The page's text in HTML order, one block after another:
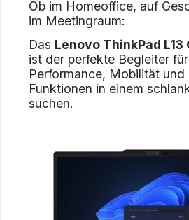
Ob im Homeoffice, auf
im Meetingraum:
Das Lenovo ThinkPad L13
ist der perfekte Begleiter
Performance, Mobilität und
Funktionen in einem
suchen.